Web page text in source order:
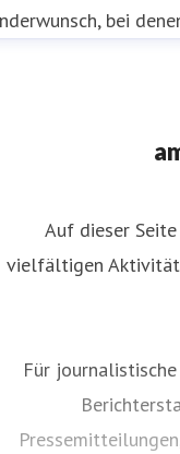
bei
Auf dieser
vielfältigen
Für